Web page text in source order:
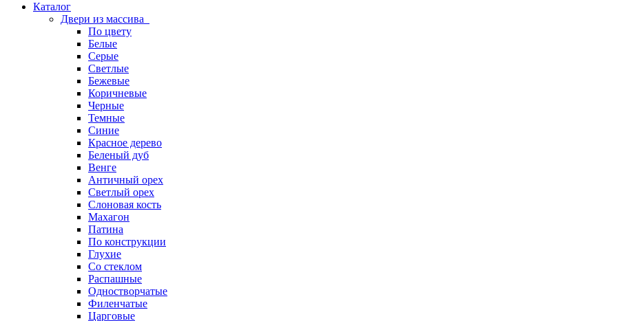
Каталог
Двери из массива
По цвету
Белые
Серые
Светлые
Бежевые
Коричневые
Черные
Темные
Синие
Красное дерево
Беленый дуб
Венге
Античный орех
Светлый орех
Слоновая кость
Махагон
Патина
По конструкции
Глухие
Со стеклом
Распашные
Одностворчатые
Филенчатые
Царговые